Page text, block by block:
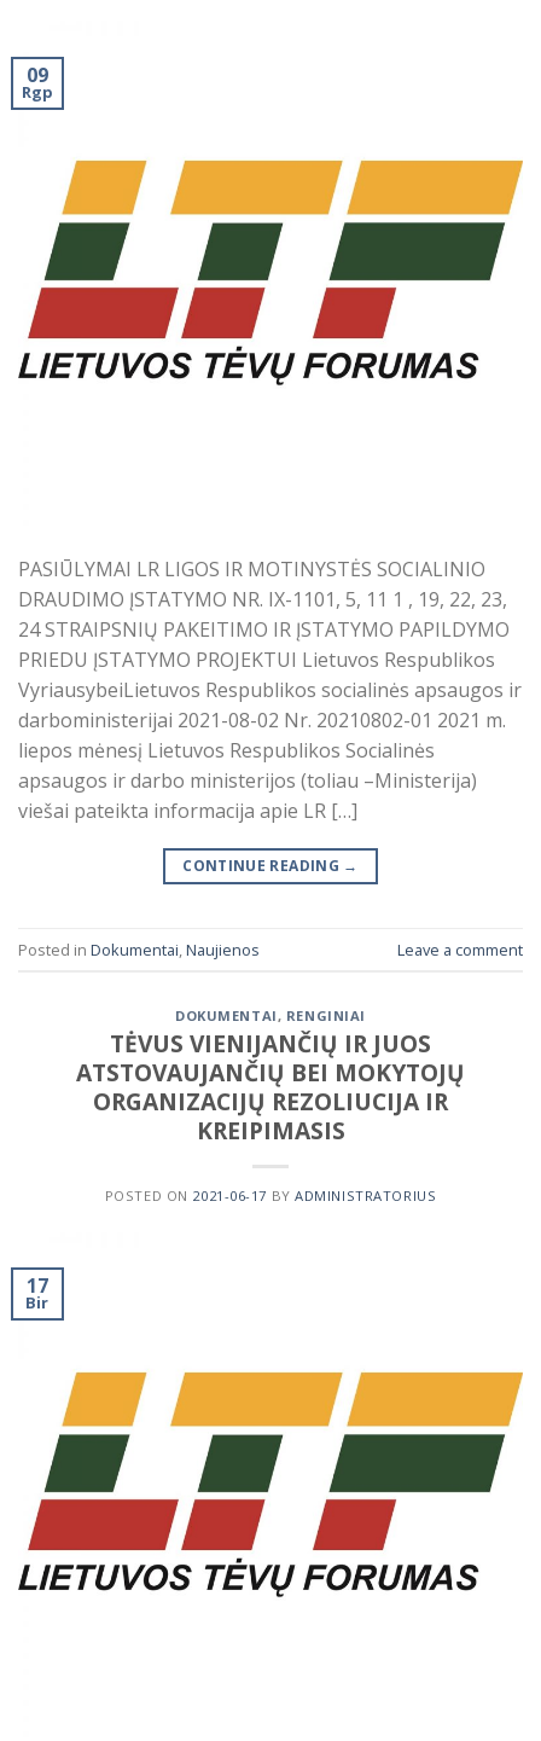
09
Rgp
PASIŪLYMAI LR LIGOS IR MOTINYSTĖS SOCIALINIO
DRAUDIMO ĮSTATYMO NR. IX-1101, 5, 11 1 , 19, 22, 23,
24 STRAIPSNIŲ PAKEITIMO IR ĮSTATYMO PAPILDYMO
PRIEDU ĮSTATYMO PROJEKTUI Lietuvos Respublikos
VyriausybeiLietuvos Respublikos socialinės apsaugos ir
darboministerijai 2021-08-02 Nr. 20210802-01 2021 m.
liepos mėnesį Lietuvos Respublikos Socialinės
apsaugos ir darbo ministerijos (toliau –Ministerija)
viešai pateikta informacija apie LR […]
CONTINUE READING →
Posted in Dokumentai,Naujienos Leave a comment
DOKUMENTAI, RENGINIAI
TĖVUS VIENIJANČIŲ IR JUOS
ATSTOVAUJANČIŲ BEI MOKYTOJŲ
ORGANIZACIJŲ REZOLIUCIJA IR
KREIPIMASIS
POSTED ON 2021-06-17 BYADMINISTRATORIUS
17
Bir